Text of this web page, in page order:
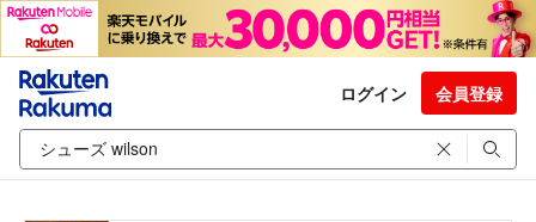
ログイン 会員登録